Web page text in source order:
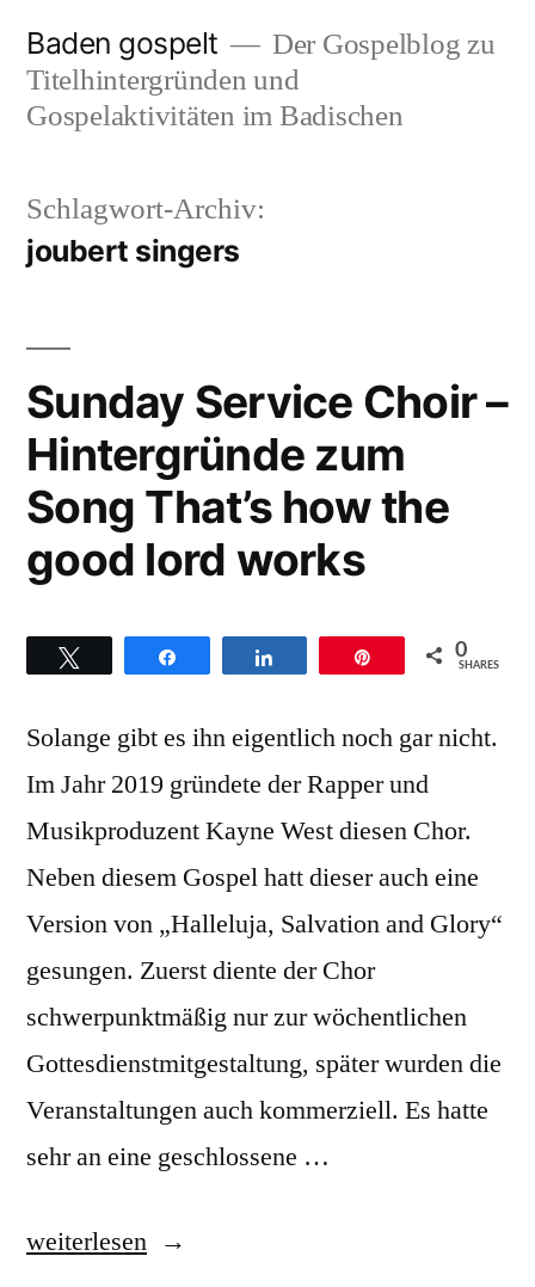
Inhalt
springen
Baden gospelt
Der Gospelblog zu
Titelhintergründen und
Gospelaktivitäten im Badischen
Schlagwort-Archiv:
joubert singers
Sunday Service Choir –
Hintergründe zum
Song That’s how the
good lord works
0
SHARES
Solange gibt es ihn eigentlich noch gar nicht.
Im Jahr 2019 gründete der Rapper und
Musikproduzent Kayne West diesen Chor.
Neben diesem Gospel hatt dieser auch eine
Version von „Halleluja, Salvation and Glory“
gesungen. Zuerst diente der Chor
schwerpunktmäßig nur zur wöchentlichen
Gottesdienstmitgestaltung, später wurden die
Veranstaltungen auch kommerziell. Es hatte
sehr an eine geschlossene …
„Sunday
weiterlesen